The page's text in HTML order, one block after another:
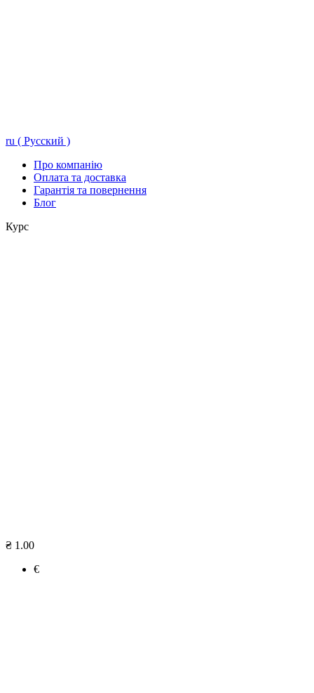
ru ( Русский )
Про компанію
Оплата та доставка
Гарантія та повернення
Блог
Курс
₴ 1.00
€